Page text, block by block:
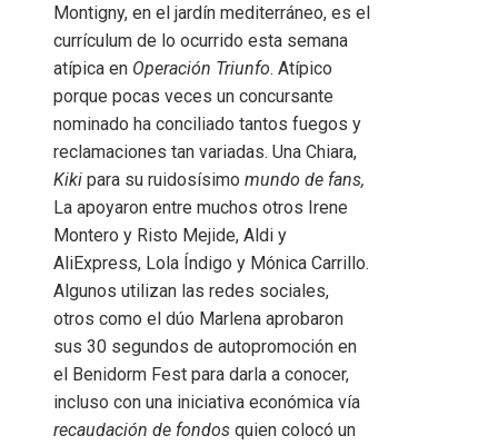
Montigny, en el jardín mediterráneo, es el
currículum de lo ocurrido esta semana
atípica en Operación Triunfo. Atípico
porque pocas veces un concursante
nominado ha conciliado tantos fuegos y
reclamaciones tan variadas. Una Chiara,
Kiki para su ruidosísimo mundo de fans,
La apoyaron entre muchos otros Irene
Montero y Risto Mejide, Aldi y
AliExpress, Lola Índigo y Mónica Carrillo.
Algunos utilizan las redes sociales,
otros como el dúo Marlena aprobaron
sus 30 segundos de autopromoción en
el Benidorm Fest para darla a conocer,
incluso con una iniciativa económica vía
recaudación de fondos quien colocó un